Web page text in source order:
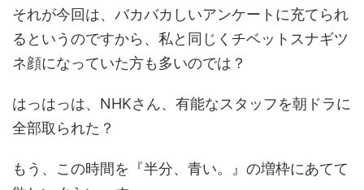
それが今回は、バカバカしいアンケートに充てられ
るというのですから、私と同じくチベットスナギツ
ネ顔になっていた方も多いのでは？
はっはっは、NHKさん、有能なスタッフを朝ドラに
全部取られた？
もう、この時間を『半分、青い。』の増枠にあてて